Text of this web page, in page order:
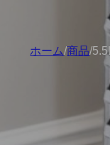
ホーム/商品/